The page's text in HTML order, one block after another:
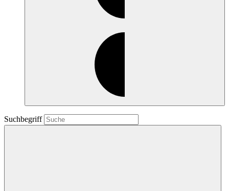
Suchbegriff